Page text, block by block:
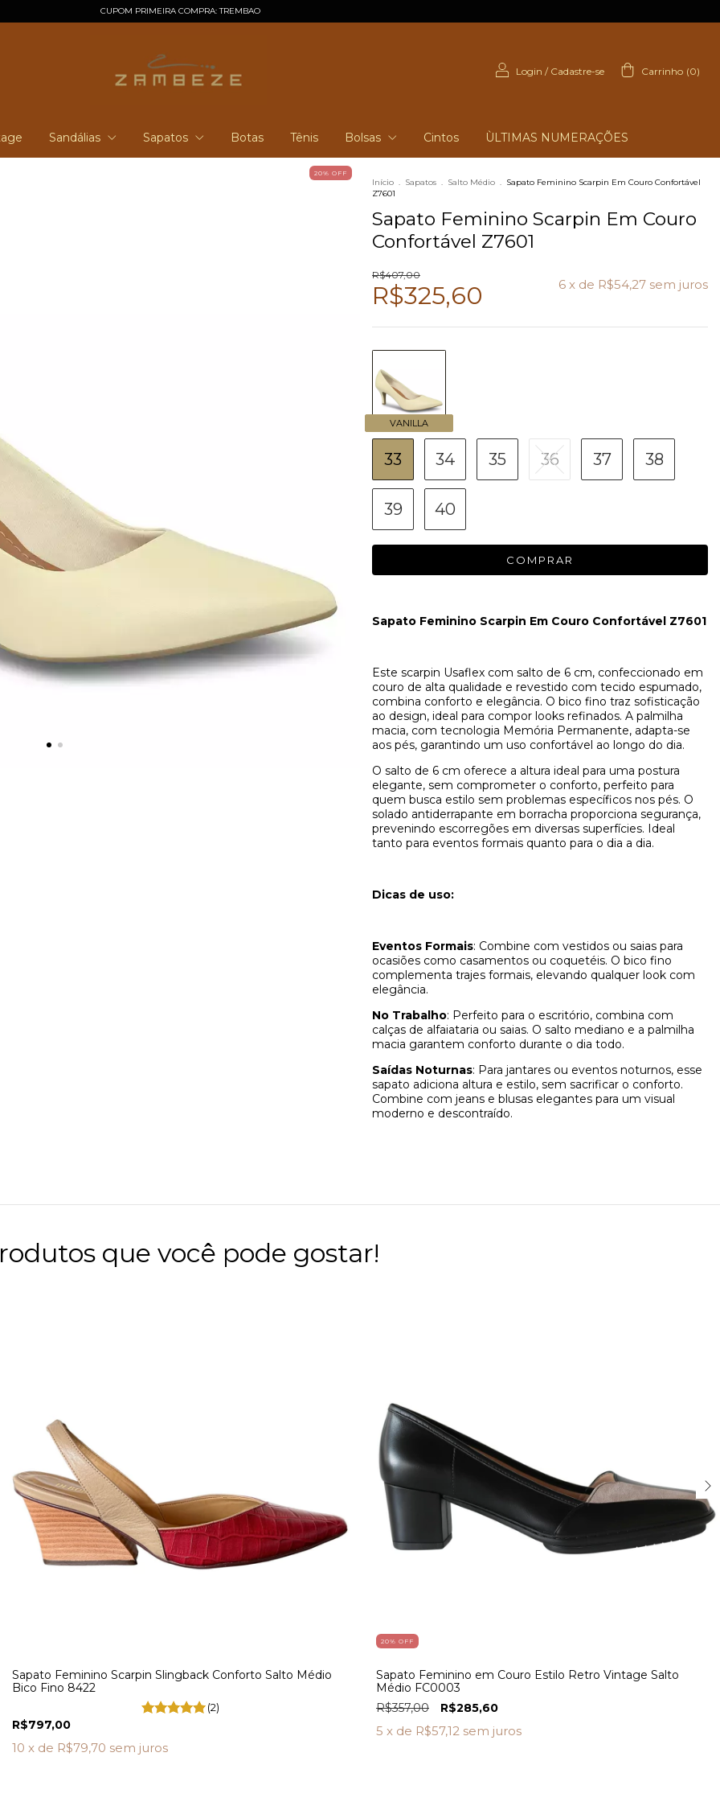
CUPOM PRIMEIRA COMPRA: TREMBAO
Login / Cadastre-se Carrinho (0)
Sandálias Sapatos Botas Tênis Bolsas Cintos ÙLTIMAS NUMERAÇÕES
20% OFF
Início . Sapatos . Salto Médio . Sapato Feminino Scarpin Em Couro Confortável
Z7601
Sapato Feminino Scarpin Em Couro
Confortável Z7601
R$407,00
R$325,60 6 x de R$54,27 sem juros
VANILLA
33 34 35 36 37 38
39 40
Sapato Feminino Scarpin Em Couro Confortável Z7601
Este scarpin Usaflex com salto de 6 cm, confeccionado em
couro de alta qualidade e revestido com tecido espumado,
combina conforto e elegância. O bico fino traz sofisticação
ao design, ideal para compor looks refinados. A palmilha
macia, com tecnologia Memória Permanente, adapta-se
aos pés, garantindo um uso confortável ao longo do dia.
O salto de 6 cm oferece a altura ideal para uma postura
elegante, sem comprometer o conforto, perfeito para
quem busca estilo sem problemas específicos nos pés. O
solado antiderrapante em borracha proporciona segurança,
prevenindo escorregões em diversas superfícies. Ideal
tanto para eventos formais quanto para o dia a dia.
Dicas de uso:
Eventos Formais: Combine com vestidos ou saias para
ocasiões como casamentos ou coquetéis. O bico fino
complementa trajes formais, elevando qualquer look com
elegância.
No Trabalho: Perfeito para o escritório, combina com
calças de alfaiataria ou saias. O salto mediano e a palmilha
macia garantem conforto durante o dia todo.
Saídas Noturnas: Para jantares ou eventos noturnos, esse
sapato adiciona altura e estilo, sem sacrificar o conforto.
Combine com jeans e blusas elegantes para um visual
moderno e descontraído.
que você pode gostar!
Sapato Feminino Scarpin Slingback Conforto Salto Médio
Bico Fino 8422
(2)
R$797,00
10 x de R$79,70 sem juros
20% OFF
Sapato Feminino em Couro Estilo Retro Vintage Salto
Médio FC0003
R$357,00
R$285,60
5 x de R$57,12 sem juros